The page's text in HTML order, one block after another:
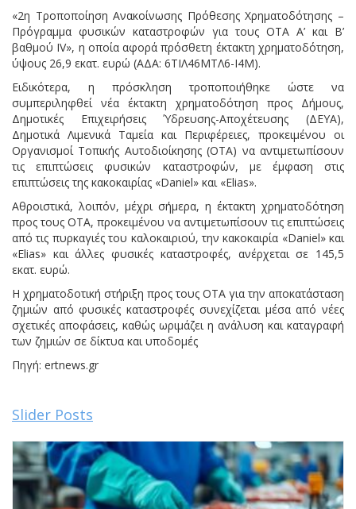
«2η Τροποποίηση Ανακοίνωσης Πρόθεσης Χρηματοδότησης –
Πρόγραμμα φυσικών καταστροφών για τους ΟΤΑ Α’ και Β’
βαθμού IV», η οποία αφορά πρόσθετη έκτακτη χρηματοδότηση,
ύψους 26,9 εκατ. ευρώ (ΑΔΑ: 6ΤΙΛ46ΜΤΛ6-Ι4Μ).
Ειδικότερα, η πρόσκληση τροποποιήθηκε ώστε να
συμπεριληφθεί νέα έκτακτη χρηματοδότηση προς Δήμους,
Δημοτικές Επιχειρήσεις Ύδρευσης-Αποχέτευσης (ΔΕΥΑ),
Δημοτικά Λιμενικά Ταμεία και Περιφέρειες, προκειμένου οι
Οργανισμοί Τοπικής Αυτοδιοίκησης (ΟΤΑ) να αντιμετωπίσουν
τις επιπτώσεις φυσικών καταστροφών, με έμφαση στις
επιπτώσεις της κακοκαιρίας «Daniel» και «Elias».
Αθροιστικά, λοιπόν, μέχρι σήμερα, η έκτακτη χρηματοδότηση
προς τους ΟΤΑ, προκειμένου να αντιμετωπίσουν τις επιπτώσεις
από τις πυρκαγιές του καλοκαιριού, την κακοκαιρία «Daniel» και
«Elias» και άλλες φυσικές καταστροφές, ανέρχεται σε 145,5
εκατ. ευρώ.
Η χρηματοδοτική στήριξη προς τους ΟΤΑ για την αποκατάσταση
ζημιών από φυσικές καταστροφές συνεχίζεται μέσα από νέες
σχετικές αποφάσεις, καθώς ωριμάζει η ανάλυση και καταγραφή
των ζημιών σε δίκτυα και υποδομές
Πηγή: ertnews.gr
Slider Posts